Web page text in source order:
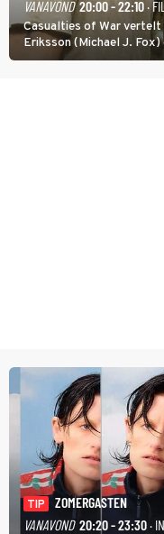
VANAVOND 20:00 - 22:10·
Casualties of War vertelt
Eriksson (Michael J.
tijdens de
TIP
ZOMERGASTEN
VANAVOND 20:20 - 23:30·